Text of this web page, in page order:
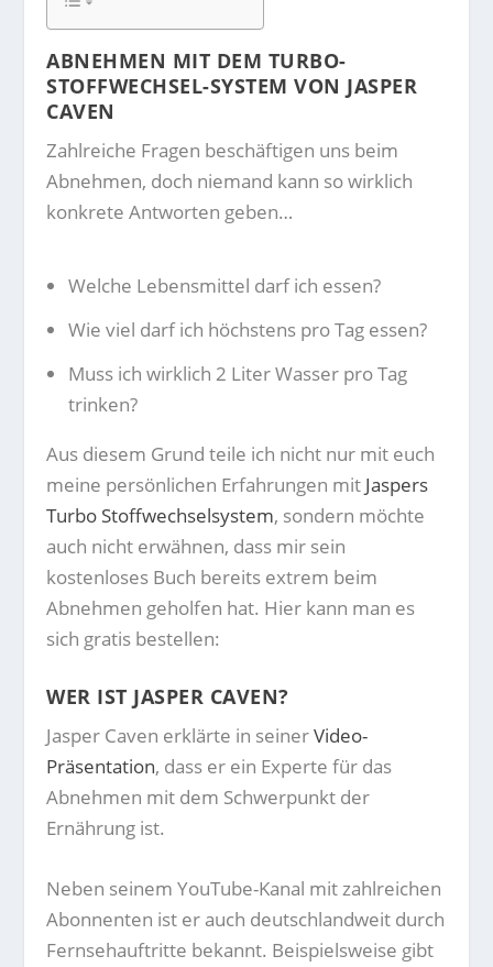
ABNEHMEN MIT DEM TURBO-
STOFFWECHSEL-SYSTEM VON JASPER
CAVEN
Zahlreiche Fragen beschäftigen uns beim
Abnehmen, doch niemand kann so wirklich
konkrete Antworten geben…
Welche Lebensmittel darf ich essen?
Wie viel darf ich höchstens pro Tag essen?
Muss ich wirklich 2 Liter Wasser pro Tag
trinken?
Aus diesem Grund teile ich nicht nur mit euch
meine persönlichen Erfahrungen mit Jaspers
Turbo Stoffwechselsystem, sondern möchte
auch nicht erwähnen, dass mir sein
kostenloses Buch bereits extrem beim
Abnehmen geholfen hat. Hier kann man es
sich gratis bestellen:
WER IST JASPER CAVEN?
Jasper Caven erklärte in seinerVideo-
Präsentation, dass er ein Experte für das
Abnehmen mit dem Schwerpunkt der
Ernährung ist.
Neben seinem YouTube-Kanal mit zahlreichen
Abonnenten ist er auch deutschlandweit durch
Fernsehauftritte bekannt. Beispielsweise gibt